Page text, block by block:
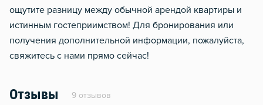
ощутите разницу между обычной арендой квартиры и
истинным гостеприимством! Для бронирования или
получения дополнительной информации, пожалуйста,
свяжитесь с нами прямо сейчас!
Отзывы 9 отзывов